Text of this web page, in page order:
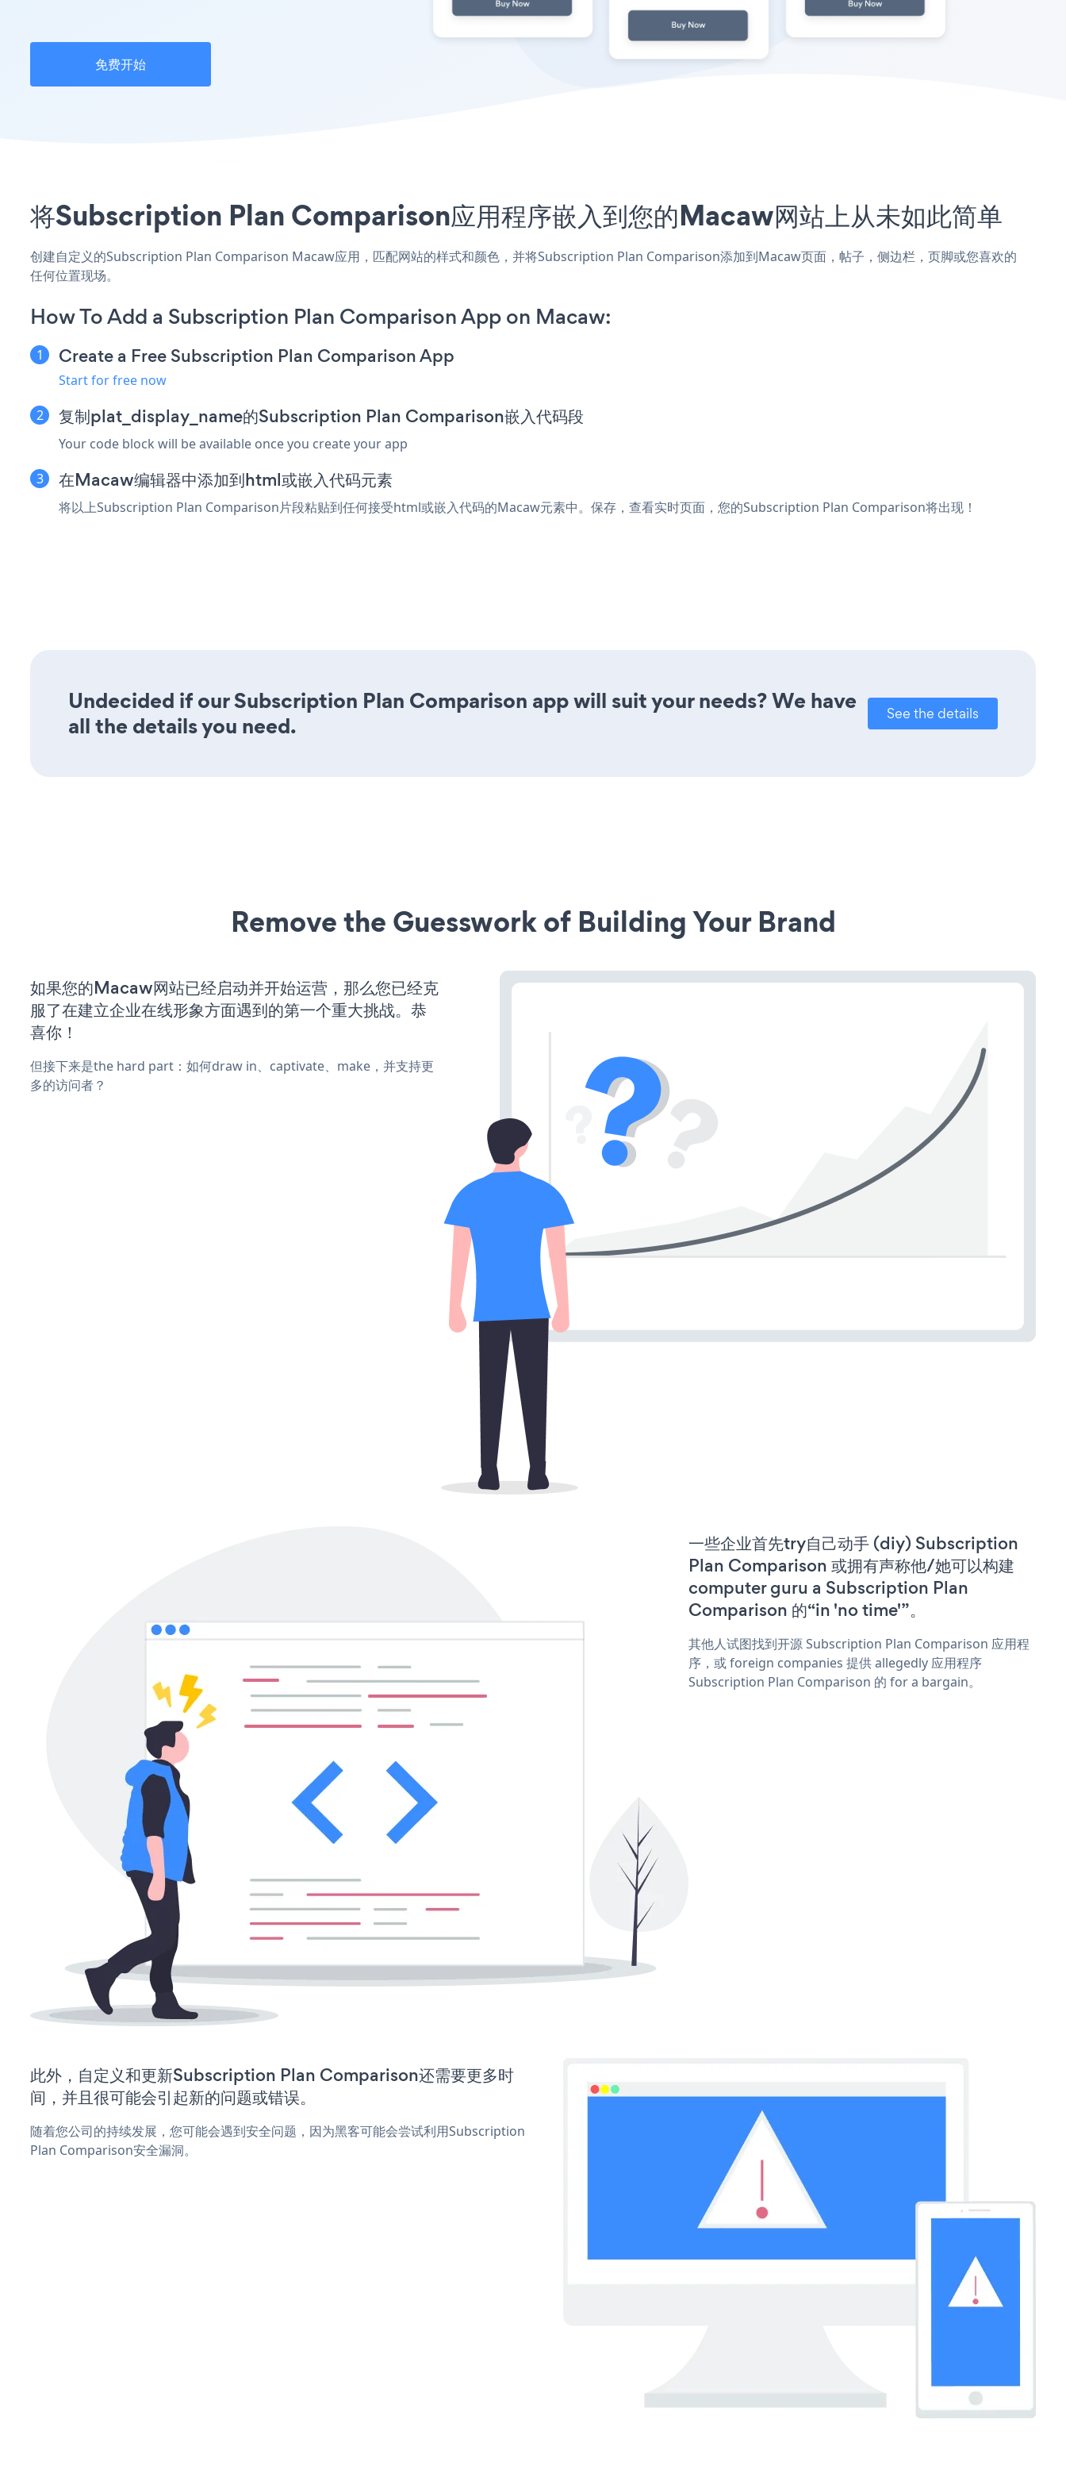
免费开始
将Subscription Plan Comparison应用程序嵌入到您的Macaw网站上从未如此简单
创建自定义的Subscription Plan Comparison Macaw应用，匹配网站的样式和颜色，并将Subscription Plan Comparison添加到Macaw页面，帖子，侧边栏，页脚或您喜欢的
任何位置现场。
How To Add a Subscription Plan Comparison App on Macaw:
Create a Free Subscription Plan Comparison App
Start for free now
复制plat_display_name的Subscription Plan Comparison嵌入代码段
Your code block will be available once you create your app
在Macaw编辑器中添加到html或嵌入代码元素
将以上Subscription Plan Comparison片段粘贴到任何接受html或嵌入代码的Macaw元素中。保存，查看实时页面，您的Subscription Plan Comparison将出现！
Undecided if our Subscription Plan Comparison app will suit your needs? We have
all the details you need.
See the details
Remove the Guesswork of Building Your Brand
如果您的Macaw网站已经启动并开始运营，那么您已经克
服了在建立企业在线形象方面遇到的第一个重大挑战。恭
喜你！
但接下来是the hard part：如何draw in、captivate、make，并支持更
多的访问者？
一些企业首先try自己动手 (diy) Subscription
Plan Comparison 或拥有声称他/她可以构建
computer guru a Subscription Plan
Comparison 的“in 'no time'”。
其他人试图找到开源 Subscription Plan Comparison 应用程
序，或 foreign companies 提供 allegedly 应用程序
Subscription Plan Comparison 的 for a bargain。
此外，自定义和更新Subscription Plan Comparison还需要更多时
间，并且很可能会引起新的问题或错误。
随着您公司的持续发展，您可能会遇到安全问题，因为黑客可能会尝试利用Subscription
Plan Comparison安全漏洞。